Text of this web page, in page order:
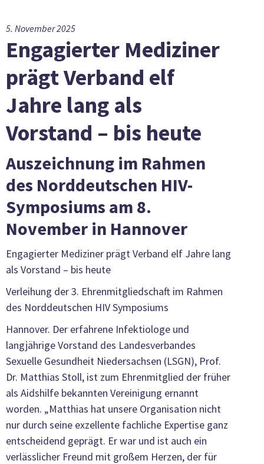
5. November 2025
Engagierter Mediziner
prägt Verband elf
Jahre lang als
Vorstand – bis heute
Auszeichnung im Rahmen
des Norddeutschen HIV-
Symposiums am 8.
November in Hannover
Engagierter Mediziner prägt Verband elf Jahre lang
als Vorstand – bis heute
Verleihung der 3. Ehrenmitgliedschaft im Rahmen
des Norddeutschen HIV Symposiums
Hannover. Der erfahrene Infektiologe und
langjährige Vorstand des Landesverbandes
Sexuelle Gesundheit Niedersachsen (LSGN), Prof.
Dr. Matthias Stoll, ist zum Ehrenmitglied der früher
als Aidshilfe bekannten Vereinigung ernannt
worden. „Matthias hat unsere Organisation nicht
nur durch seine exzellente fachliche Expertise ganz
entscheidend geprägt. Er war und ist auch ein
verlässlicher Freund mit großem Herzen, der für